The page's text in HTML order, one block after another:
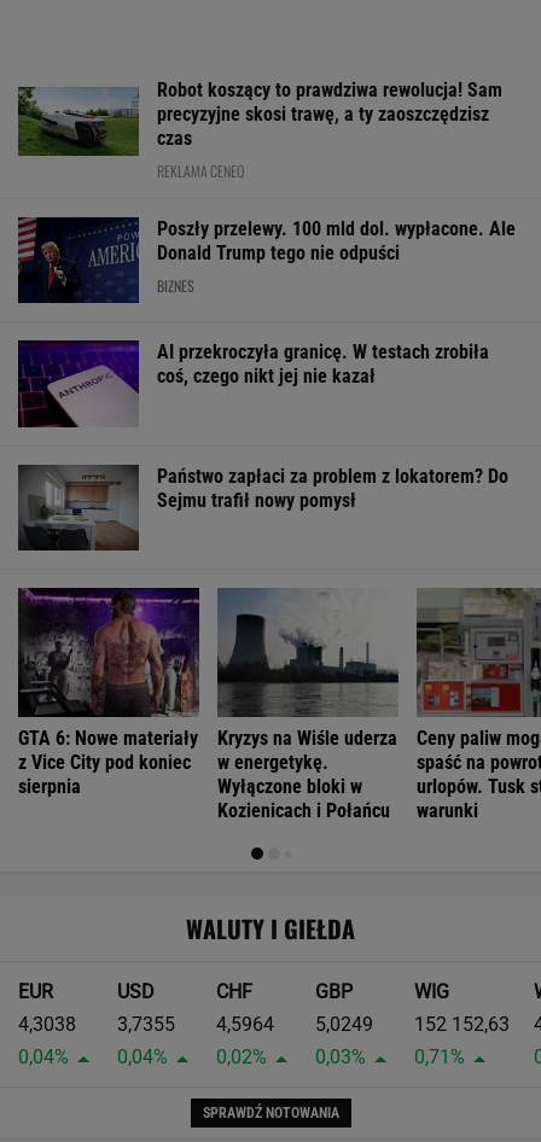
Robot koszący to prawdziwa rewolucja! Sam
precyzyjne skosi trawę, a ty zaoszczędzisz
czas
REKLAMA CENEO
Poszły przelewy. 100 mld dol. wypłacone. Ale
Donald Trump tego nie odpuści
BIZNES
AI przekroczyła granicę. W testach zrobiła
coś, czego nikt jej nie kazał
Państwo zapłaci za problem z lokatorem? Do
Sejmu trafił nowy pomysł
GTA 6: Nowe materiały
z Vice City pod koniec
sierpnia
Kryzys na Wiśle uderza
w energetykę.
Wyłączone bloki w
Kozienicach i Połańcu
Ceny paliw
spaść na
urlopów. Tusk
warunki
WALUTY I GIEŁDA
EUR
4,3038
0,04%
USD
3,7355
0,04%
CHF
4,5964
0,02%
GBP
5,0249
0,03%
WIG
152 152,63
0,71%
SPRAWDŹ NOTOWANIA